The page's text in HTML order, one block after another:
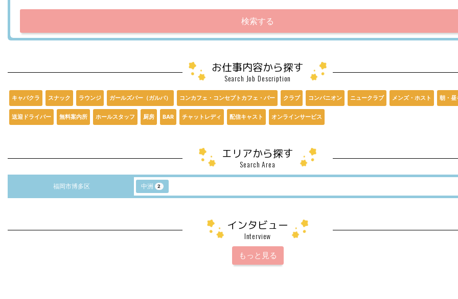
検索する
お仕事内容から探す
Search Job Description
キャバクラ スナック ラウンジ ガールズバー（ガルバ） コンカフェ・コンセプトカフェ・バー クラブ コンパニオン ニュークラブ メンズ・ホスト 朝・昼
送迎ドライバー 無料案内所 ホールスタッフ 厨房 BAR チャットレディ 配信キャスト オンラインサービス
エリアから探す
Search Area
福岡市博多区 中洲 2
インタビュー
Interview
もっと見る